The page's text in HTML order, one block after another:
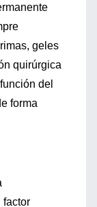
geles
quirúrgica
del
forma
factor